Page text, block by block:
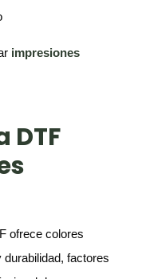
impresiones
DTF
ofrece colores
durabilidad, factores